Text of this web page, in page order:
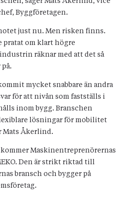
Byggföretagen.
just nu. Men risken finns.
pratat om klart högre
räknar med att det så
mycket snabbare än andra
för att nivån som fastställs i
inom bygg. Branschen
lösningar för mobilitet
Mats Åkerlind.
Maskinentreprenörernas
Den är strikt riktad till
bransch och bygger på